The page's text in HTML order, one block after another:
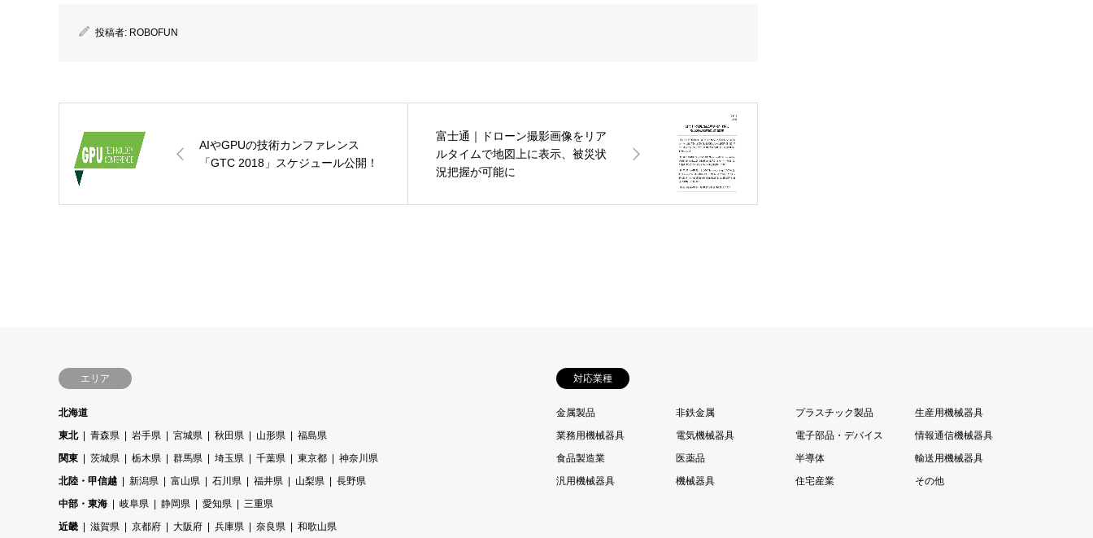
投稿者: ROBOFUN
AIやGPUの技術カンファレンス
「GTC 2018」スケジュール公開！
富士通｜ドローン撮影画像をリア
ルタイムで地図上に表示、被災状
況把握が可能に
エリア
北海道
東北
青森県 岩手県 宮城県 秋田県 山形県
福島県
関東
茨城県 栃木県 群馬県 埼玉県 千葉県 東京都
神奈川県
北陸・甲信越
新潟県 富山県 石川県 福井県 山梨県
長野県
中部・東海
岐阜県 静岡県 愛知県
三重県
近畿
滋賀県 京都府 大阪府 兵庫県 奈良県
和歌山県
対応業種
金属製品 非鉄金属 プラスチック製品
生産用機械器具
業務用機械器具
電気機械器具 電子部品・デバイス
情報通信機械器具
食品製造業
医薬品 半導体
輸送用機械器具
汎用機械器具
機械器具 住宅産業 その他